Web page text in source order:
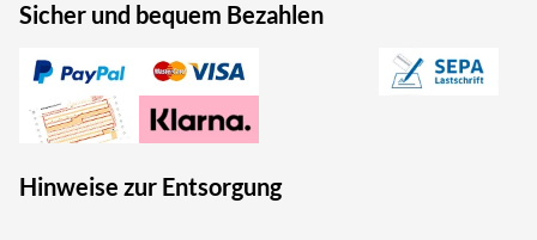
Sicher und bequem Bezahlen
Hinweise zur Entsorgung